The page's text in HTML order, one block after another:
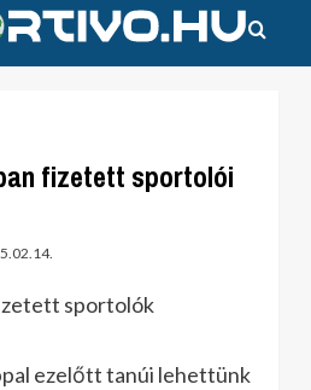
fizetett sportolói
ezelőtt tanúi lehettünk